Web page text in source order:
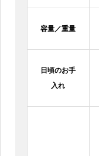
容量／重量
日頃のお手
入れ